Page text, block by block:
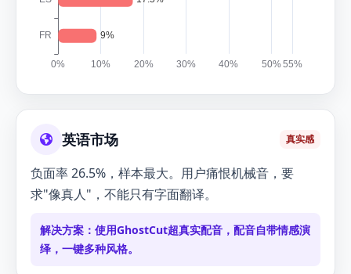
英语市场 真实感
负面率 26.5%，样本最大。用户痛恨机械音，要
求"像真人"，不能只有字面翻译。
解决方案： 使用GhostCut超真实配音，配音自带情感演
绎，一键多种风格。